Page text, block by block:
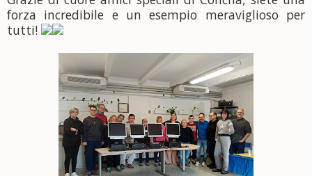
forza incredibile e un esempio meraviglioso per
tutti!